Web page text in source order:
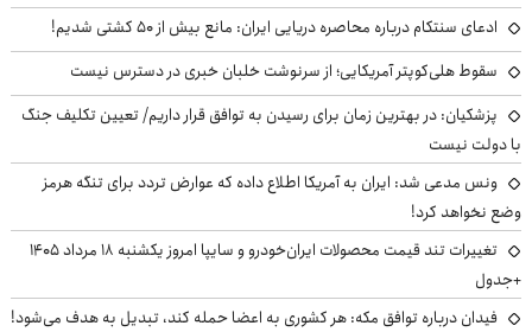
ادعای سنتکام درباره محاصره دریایی ایران: مانع بیش از ۵۰ کشتی شدیم!
سقوط هلی‌کوپتر آمریکایی؛ از سرنوشت خلبان خبری در دسترس نیست
پزشکیان‌: در بهترین زمان برای رسیدن به توافق قرار داریم/ تعیین تکلیف جنگ
با دولت نیست
ونس مدعی شد: ایران به آمریکا اطلاع داده که عوارض تردد برای تنگه هرمز
وضع نخواهد کرد!
تغییرات تند قیمت محصولات ایران‌خودرو و سایپا امروز یکشنبه ۱۸ مرداد ۱۴۰۵
+جدول
فیدان درباره توافق مکه: هر کشوری به اعضا حمله کند، تبدیل به هدف می‌شود!